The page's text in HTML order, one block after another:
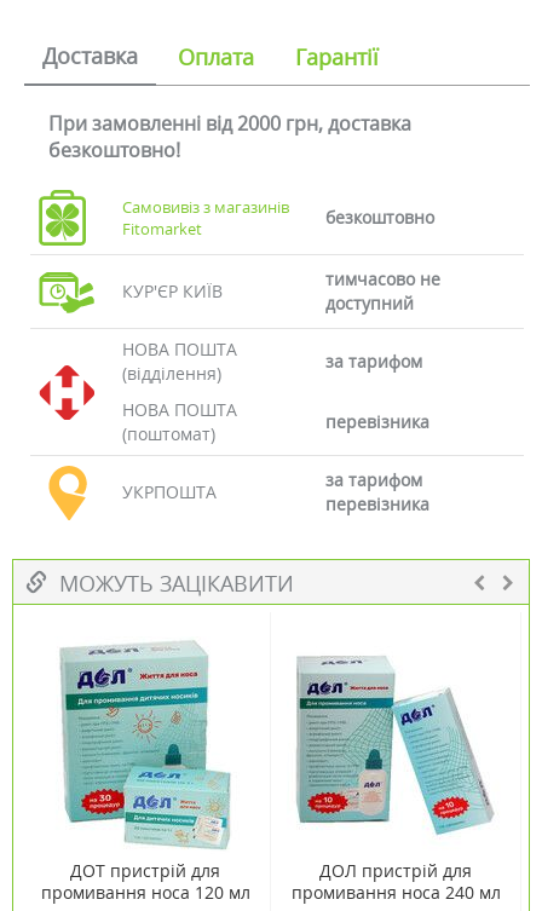
Доставка Оплата Гарантії
При замовленні від 2000 грн, доставка
безкоштовно!
Самовивіз з магазинів
Fitomarket
безкоштовно
КУР'ЄР КИЇВ
тимчасово не
доступний
НОВА ПОШТА
(відділення)
за тарифом
НОВА ПОШТА
(поштомат)
перевізника
УКРПОШТА
за тарифом
перевізника
МОЖУТЬ ЗАЦІКАВИТИ
ДОТ пристрій для
промивання носа 120 мл
ДОЛ пристрій для
промивання носа 240 мл